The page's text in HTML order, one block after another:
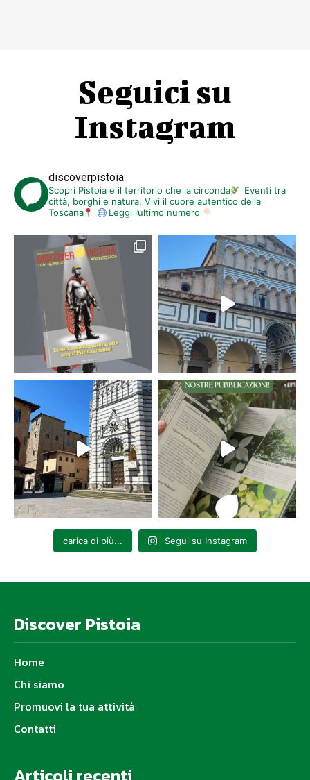
Seguici su
Instagram
discoverpistoia
Scopri Pistoia e il territorio che la circonda
Eventi tra
città, borghi e natura. Vivi il cuore autentico della
Toscana
Leggi l’ultimo numero
carica di più... Segui su Instagram
Discover Pistoia
Home
Chi siamo
Promuovi la tua attività
Contatti